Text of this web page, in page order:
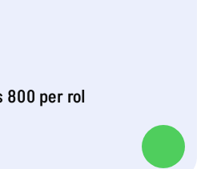
800 per rol